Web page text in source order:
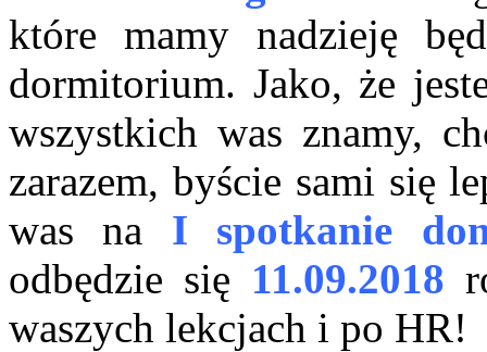
które mamy nadzieję
dormitorium. Jako, że
wszystkich was znamy,
zarazem, byście sami się
was na I spotkanie
odbędzie się 11.09.2018
waszych lekcjach i po HR!